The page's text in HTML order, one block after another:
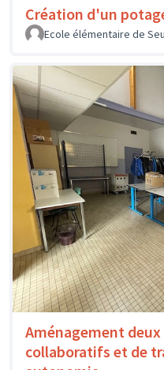
Création d'un
Ecole élémentaire de
Aménagement deux
collaboratifs et de